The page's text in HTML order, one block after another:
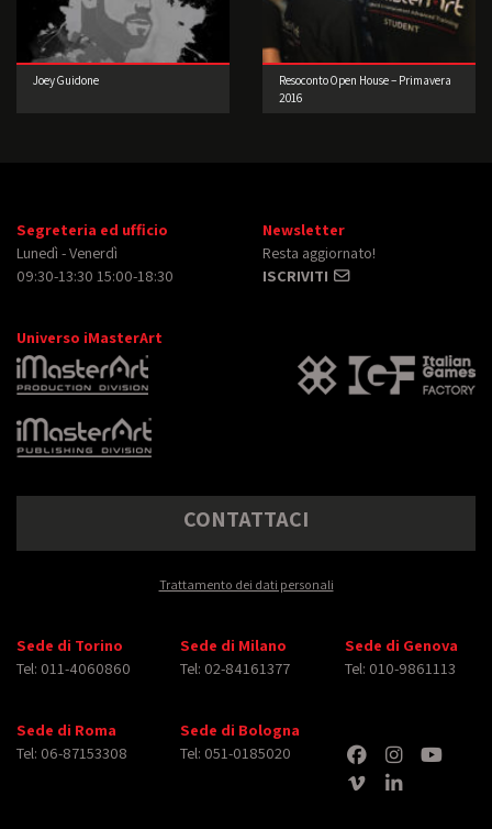
Joey Guidone
Resoconto Open House – Primavera
2016
Segreteria ed ufficio
Lunedì - Venerdì
09:30-13:30 15:00-18:30
Newsletter
Resta aggiornato!
ISCRIVITI
Universo iMasterArt
CONTATTACI
Trattamento dei dati personali
Sede di Torino
Tel: 011-4060860
Sede di Milano
Tel: 02-84161377
Sede di Genova
Tel: 010-9861113
Sede di Roma
Tel: 06-87153308
Sede di Bologna
Tel: 051-0185020